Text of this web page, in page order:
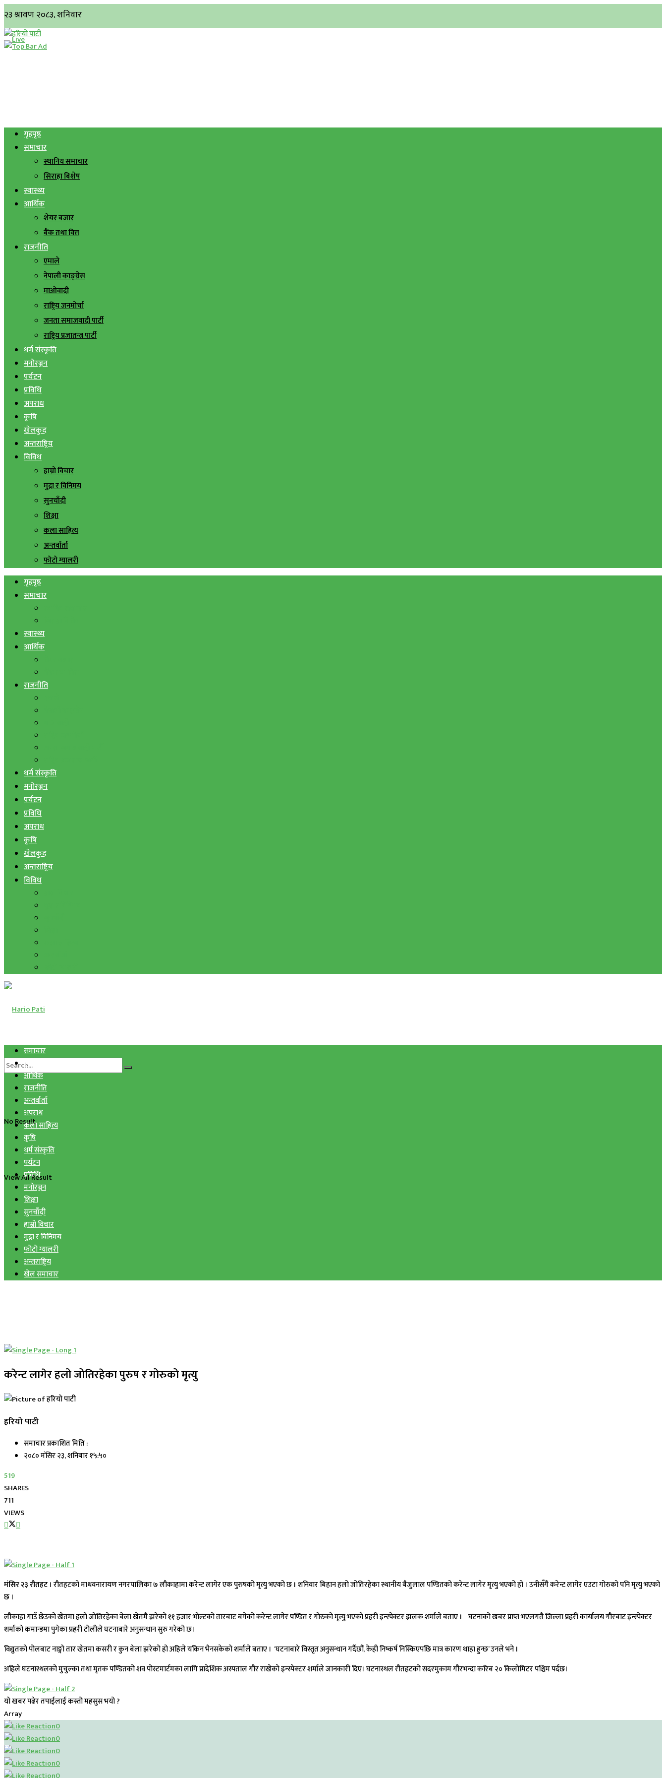
गृहपृष्ठ
समाचार
स्थानिय समाचार
सिराहा बिशेष
स्वास्थ्य
आर्थिक
शेयर बजार
बैंक तथा वित्त
राजनीति
एमाले
नेपाली काङ्ग्रेस
माओवादी
राष्ट्रिय जनमोर्चा
जनता समाजवादी पार्टी
राष्ट्रिय प्रजातन्त्र पार्टी
धर्म संस्कृति
मनोरञ्जन
पर्यटन
प्रविधि
अपराध
कृषि
खेलकुद
अन्तराष्ट्रिय
विविध
हाम्रो विचार
मुद्रा र विनिमय
सुनचाँदी
शिक्षा
कला साहित्य
अन्तर्वार्ता
फोटो ग्यालरी
गृहपृष्ठ
समाचार
स्वास्थ्य
आर्थिक
राजनीति
धर्म संस्कृति
मनोरञ्जन
पर्यटन
प्रविधि
अपराध
कृषि
खेलकुद
अन्तराष्ट्रिय
विविध
No Result
View All Result
समाचार
स्वास्थ्य
आर्थिक
राजनीति
अन्तर्वार्ता
अपराध
कला साहित्य
कृषि
धर्म संस्कृति
पर्यटन
प्रविधि
मनोरञ्जन
शिक्षा
सुनचाँदी
हाम्रो विचार
मुद्रा र विनिमय
फोटो ग्यालरी
अन्तराष्ट्रिय
खेल समाचार
करेन्ट लागेर हलो जोतिरहेका पुरुष र गोरुको मृत्यु
हरियो पाटी
समाचार प्रकाशित मिति :
२०८० मंसिर २३, शनिबार १५:५०
519
SHARES
711
VIEWS
मंसिर २३ रौतहट । रौतहटको माधवनारायण नगरपालिका ७ लौकाहामा करेन्ट लागेर एक पुरुषको मृत्यु भएको छ । शनिवार बिहान हलो जोतिरहेका स्थानीय बैजुलाल पण्डितको करेन्ट लागेर मृत्यु भएको हो । उनीसँगै करेन्ट लागेर एउटा गोरुको पनि मृत्यु भएको
छ ।
लौकाहा गाउँ छेउको खेतमा हलो जोतिरहेका बेला खेतमै झरेको ११ हजार भोल्टको तारबाट बगेको करेन्ट लागेर पण्डित र गोरुको मृत्यु भएको प्रहरी इन्स्पेक्टर झलक शर्माले बताए । घटनाको खबर प्राप्त भएलगतै जिल्ला प्रहरी कार्यालय गौरबाट इन्स्पेक्टर
शर्माको कमान्डमा पुगेका प्रहरी टोलीले घटनाबारे अनुसन्धान सुरु गरेको छ।
विद्युतको पोलबाट नाङ्गो तार खेतमा कसरी र कुन बेला झरेको हो अहिले यकिन भैनसकेको शर्माले बताए । ‘घटनाबारे विस्तृत अनुसन्धान गर्दैछौं, केही निष्कर्ष निस्किएपछि मात्र कारण थाहा हुन्छ’ उनले भने ।
अहिले घटनास्थलको मुचुल्का तथा मृतक पण्डितको शव पोस्टमार्टमका लागि प्रादेशिक अस्पताल गौर राखेकाे इन्स्पेक्टर शर्माले जानकारी दिए। घटनास्थल रौतहटको सदरमुकाम गौरभन्दा करिब २० किलोमिटर पश्चिम पर्दछ।
यो खबर पढेर तपाईलाई कस्तो महसुस भयो ?
Array
0
0
0
0